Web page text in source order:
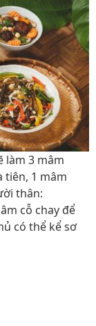
làm 3 mâm
tiên, 1 mâm
thân:
cỗ chay để
có thể kể sơ